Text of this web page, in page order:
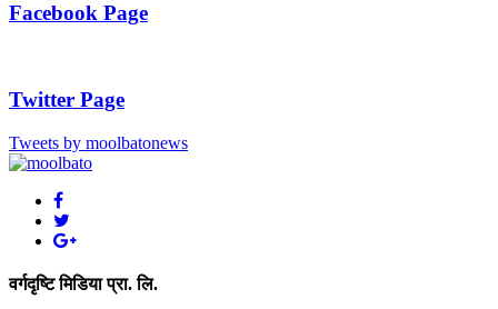
Facebook Page
Twitter Page
Tweets by moolbatonews
वर्गदृष्टि मिडिया प्रा. लि.